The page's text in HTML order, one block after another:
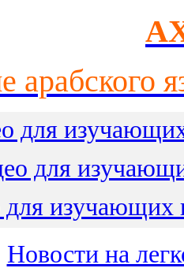
арабского
для
для
изучающих
Новости на